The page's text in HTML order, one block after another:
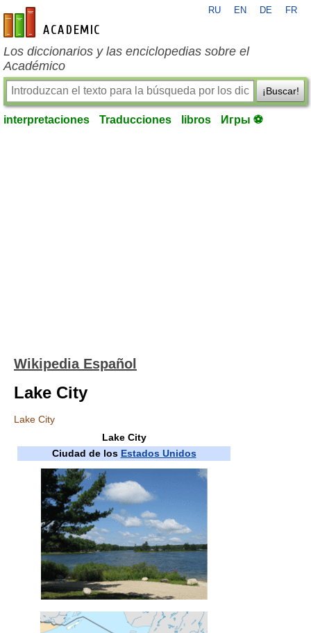
es-academic.com
RU EN DE FR
Los diccionarios y las enciclopedias sobre el
Académico
¡Buscar!
interpretaciones Traducciones libros Игры ⚽
Wikipedia Español
Lake City
Lake City
Lake City
Ciudad de los Estados Unidos